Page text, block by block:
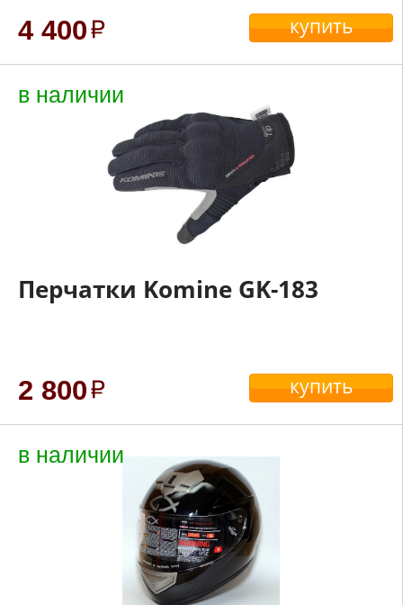
4 400 купить
в наличии
Перчатки Komine GK-183
2 800 купить
в наличии